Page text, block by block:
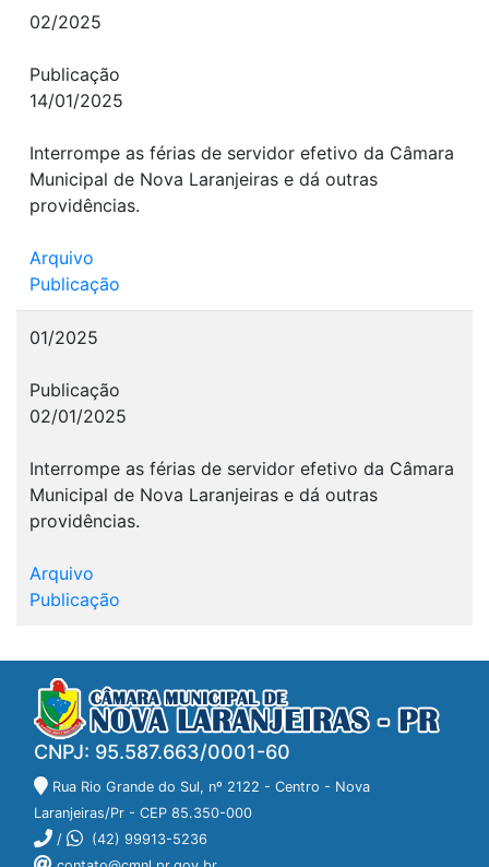
02/2025
Publicação
14/01/2025
Interrompe as férias de servidor efetivo da Câmara
Municipal de Nova Laranjeiras e dá outras
providências.
Arquivo
Publicação
01/2025
Publicação
02/01/2025
Interrompe as férias de servidor efetivo da Câmara
Municipal de Nova Laranjeiras e dá outras
providências.
Arquivo
Publicação
CNPJ: 95.587.663/0001-60
Rua Rio Grande do Sul, nº 2122 - Centro - Nova
Laranjeiras/Pr - CEP 85.350-000
/
(42) 99913-5236